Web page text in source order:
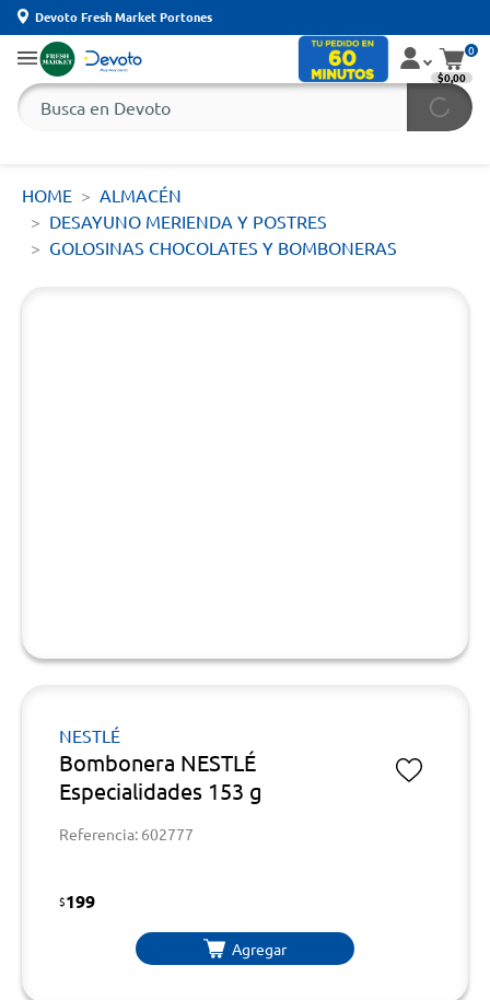
Devoto Fresh Market Portones
0
$0,00
HOME
ALMACÉN
DESAYUNO MERIENDA Y POSTRES
GOLOSINAS CHOCOLATES Y BOMBONERAS
NESTLÉ
Bombonera NESTLÉ
Especialidades 153 g
Referencia: 602777
$199
Agregar